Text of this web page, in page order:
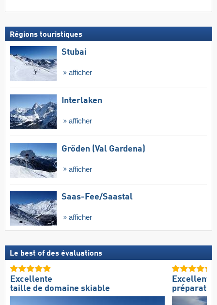
Régions touristiques
Stubai
afficher
Interlaken
afficher
Gröden (Val Gardena)
afficher
Saas-Fee/​Saastal
afficher
Le best of des évaluations
Excellente
taille de domaine skiable
Excellente